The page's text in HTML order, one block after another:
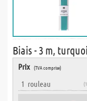
Biais - 3 m,
Prix (TVA comprise)
1 rouleau